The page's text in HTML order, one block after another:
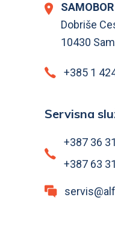
SAMOBOR
Dobriše
10430
+385 1
Servisna
+387 36
+387 63